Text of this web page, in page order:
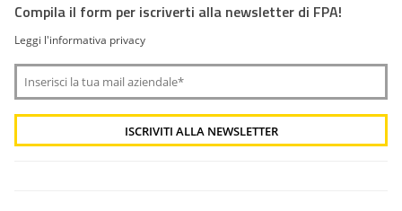
Compila il form per iscriverti alla newsletter di FPA!
Leggi l'informativa privacy